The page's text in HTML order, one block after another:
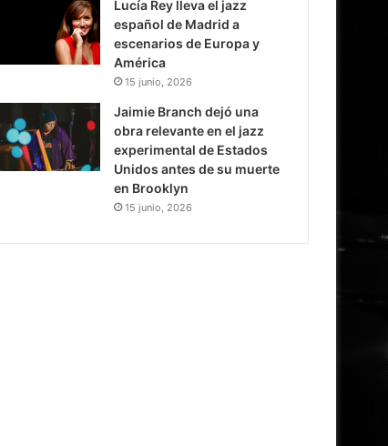
Lucía Rey lleva el jazz
español de Madrid a
escenarios de Europa y
América
15 junio, 2026
Jaimie Branch dejó una
obra relevante en el jazz
experimental de Estados
Unidos antes de su muerte
en Brooklyn
15 junio, 2026